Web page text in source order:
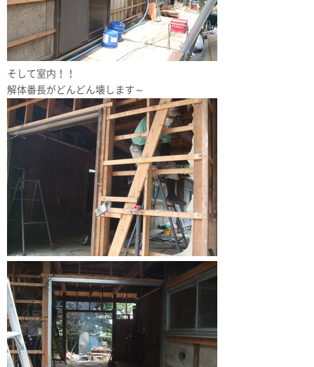
そして室内！！
解体番長がどんどん壊します～